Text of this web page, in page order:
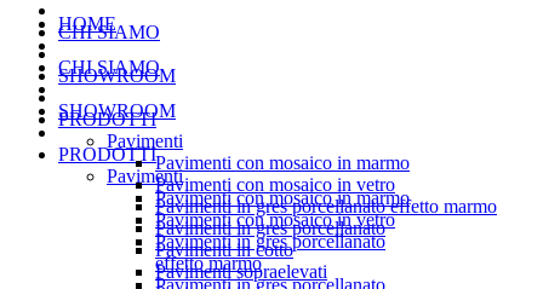
HOME
CHI SIAMO
SHOWROOM
PRODOTTI
Pavimenti
Pavimenti con mosaico in marmo
Pavimenti con mosaico in vetro
Pavimenti in gres porcellanato
effetto marmo
Pavimenti in gres porcellanato
CHI SIAMO
SHOWROOM
PRODOTTI
Pavimenti
Pavimenti con mosaico in marmo
Pavimenti con mosaico in vetro
Pavimenti in gres porcellanato effetto marmo
Pavimenti in gres porcellanato
Pavimenti in cotto
Pavimenti sopraelevati